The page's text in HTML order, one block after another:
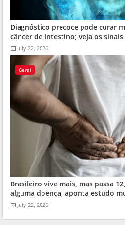
Diagnóstico precoce pode curar
câncer de intestino; veja os
July 22, 2026
Geral
Brasileiro vive mais, mas passa
alguma doença, aponta estudo
July 22, 2026